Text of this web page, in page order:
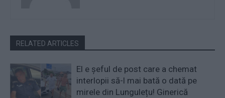
RELATED ARTICLES
El e șeful de post care a chemat
interlopii să-l mai bată o dată pe
mirele din Lungulețu! Ginerică